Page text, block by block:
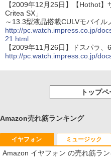
【2009年12月25日】【Hothot
Critea SX」
～13.3型液晶搭載CULVモバイル
http://pc.watch.impress.co.jp/
21.html
【2009年11月26日】ドスパラ
http://pc.watch.impress.co.jp/
トップ
Amazon売れ筋ランキング
イヤフォン
Amazon イヤフォン の売れ筋ラ
ミュージック